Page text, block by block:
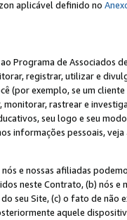
aplicável definido no
Programa de Associados
registrar, utilizar e
(por exemplo, se um
monitorar, rastrear e
seu logo e seu
informações pessoais,
nós e nossas afiliadas
neste Contrato, (b) nós
seu Site, (c) o fato de
aquele